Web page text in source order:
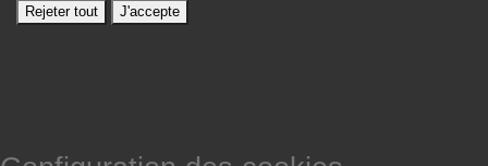
Rejeter tout
J'accepte